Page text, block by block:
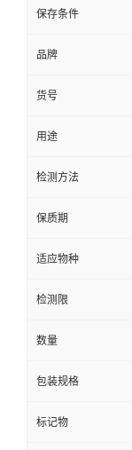
保存条件
品牌
货号
用途
检测方法
保质期
适应物种
检测限
数量
包装规格
标记物